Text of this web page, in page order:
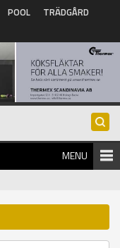
POOL
TRÄDGÅRD
MENU